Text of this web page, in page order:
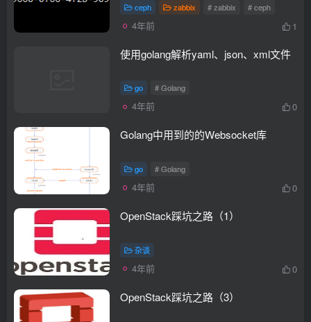
ceph zabbix # zabbix # ceph
4年前 1
使用golang解析yaml、json、xml文件
go # Golang
4年前 0
Golang中用到的的Websocket库
go # Golang
4年前 0
OpenStack踩坑之路（1）
杂谈
4年前 0
OpenStack踩坑之路（3）